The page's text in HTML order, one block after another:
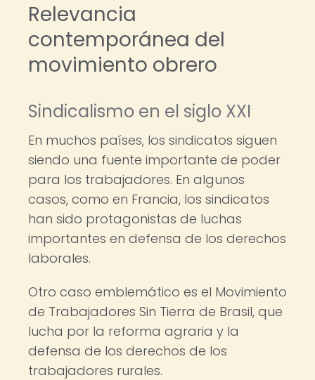
Relevancia
contemporánea del
movimiento obrero
Sindicalismo en el siglo XXI
En muchos países, los sindicatos siguen
siendo una fuente importante de poder
para los trabajadores. En algunos
casos, como en Francia, los sindicatos
han sido protagonistas de luchas
importantes en defensa de los derechos
laborales.
Otro caso emblemático es el Movimiento
de Trabajadores Sin Tierra de Brasil, que
lucha por la reforma agraria y la
defensa de los derechos de los
trabajadores rurales.